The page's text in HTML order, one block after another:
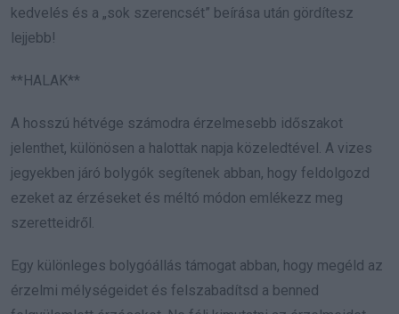
kedvelés és a „sok szerencsét” beírása után gördítesz
lejjebb!
**HALAK**
A hosszú hétvége számodra érzelmesebb időszakot
jelenthet, különösen a halottak napja közeledtével. A vizes
jegyekben járó bolygók segítenek abban, hogy feldolgozd
ezeket az érzéseket és méltó módon emlékezz meg
szeretteidről.
Egy különleges bolygóállás támogat abban, hogy megéld az
érzelmi mélységeidet és felszabadítsd a benned